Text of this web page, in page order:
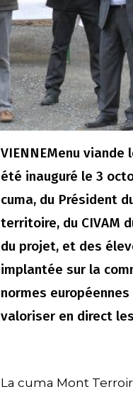
VIENNEMenu
été inauguré le 3
cuma, du Président
territoire, du CIVAM
du projet, et des
implantée sur la
normes
valoriser en direct
La cuma Mont